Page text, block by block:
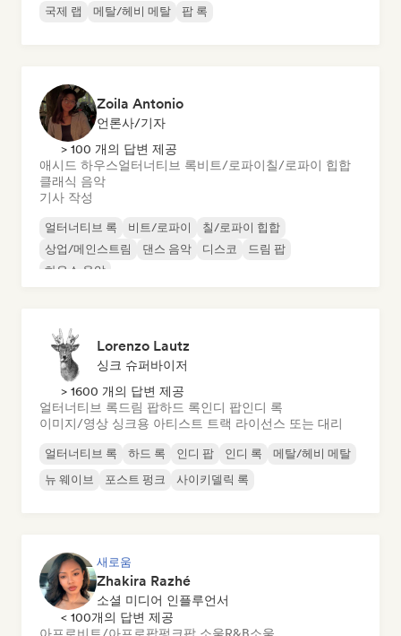
국제 랩
메탈/헤비 메탈 팝 록
Zoila Antonio
언론사/기자
> 100 개의 답변 제공
애시드 하우스얼터너티브 록비트/로파이칠/로파이 힙합
클래식 음악
기사 작성
얼터너티브 록 비트/로파이
칠/로파이 힙합
상업/메인스트림
댄스 음악 디스코
드림 팝
하우스 음악
Lorenzo Lautz
싱크 슈퍼바이저
> 1600 개의 답변 제공
얼터너티브 록드림 팝하드 록인디 팝인디 록
이미지/영상 싱크용 아티스트 트랙 라이선스 또는 대리
얼터너티브 록 하드 록 인디 팝 인디 록
메탈/헤비 메탈
뉴 웨이브
포스트 펑크 사이키델릭 록
새로움
Zhakira Razhé
소셜 미디어 인플루언서
< 100개의 답변 제공